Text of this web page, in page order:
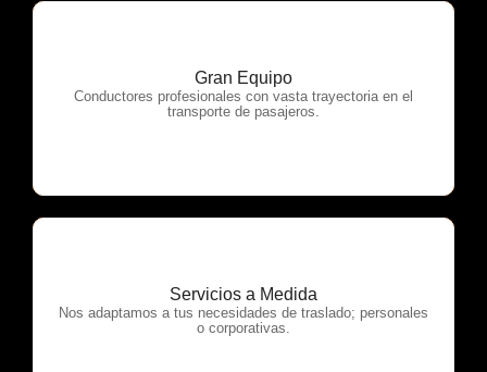
Gran Equipo
Conductores profesionales con vasta trayectoria en el
transporte de pasajeros.
OTP Servicios
Servicios a Medida
Nos adaptamos a tus necesidades de traslado; personales
o corporativas.
OTP Servicios